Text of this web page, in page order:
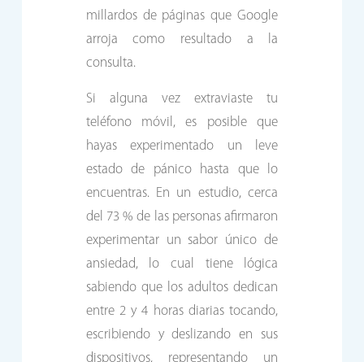
millardos de páginas que Google
arroja como resultado a la
consulta.
Si alguna vez extraviaste tu
teléfono móvil, es posible que
hayas experimentado un leve
estado de pánico hasta que lo
encuentras. En un estudio, cerca
del 73 % de las personas afirmaron
experimentar un sabor único de
ansiedad, lo cual tiene lógica
sabiendo que los adultos dedican
entre 2 y 4 horas diarias tocando,
escribiendo y deslizando en sus
dispositivos, representando un